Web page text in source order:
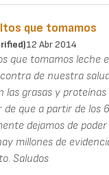
que tomamos
12 Abr 2014
que tomamos leche
de nuestra
las grasas y proteínas
de que a partir de los
dejamos de
millones de
Saludos